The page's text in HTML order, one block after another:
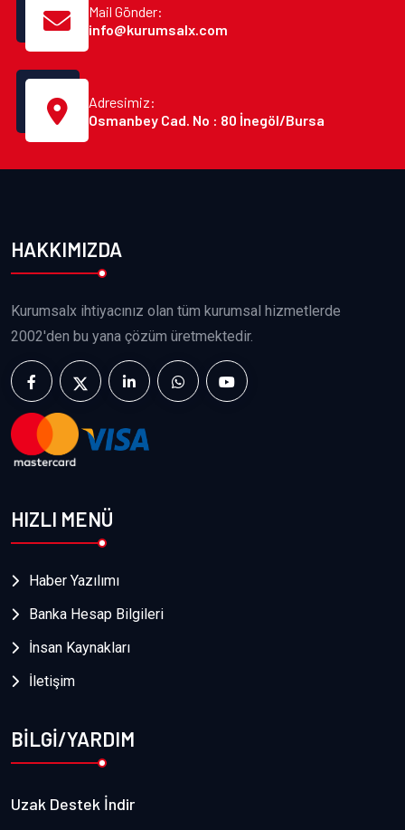
Mail Gönder:
info@kurumsalx.com
Adresimiz:
Osmanbey Cad. No : 80 İnegöl/Bursa
HAKKIMIZDA
Kurumsalx ihtiyacınız olan tüm kurumsal hizmetlerde
2002'den bu yana çözüm üretmektedir.
HIZLI MENÜ
Haber Yazılımı
Banka Hesap Bilgileri
İnsan Kaynakları
İletişim
BİLGİ/YARDIM
Uzak Destek İndir